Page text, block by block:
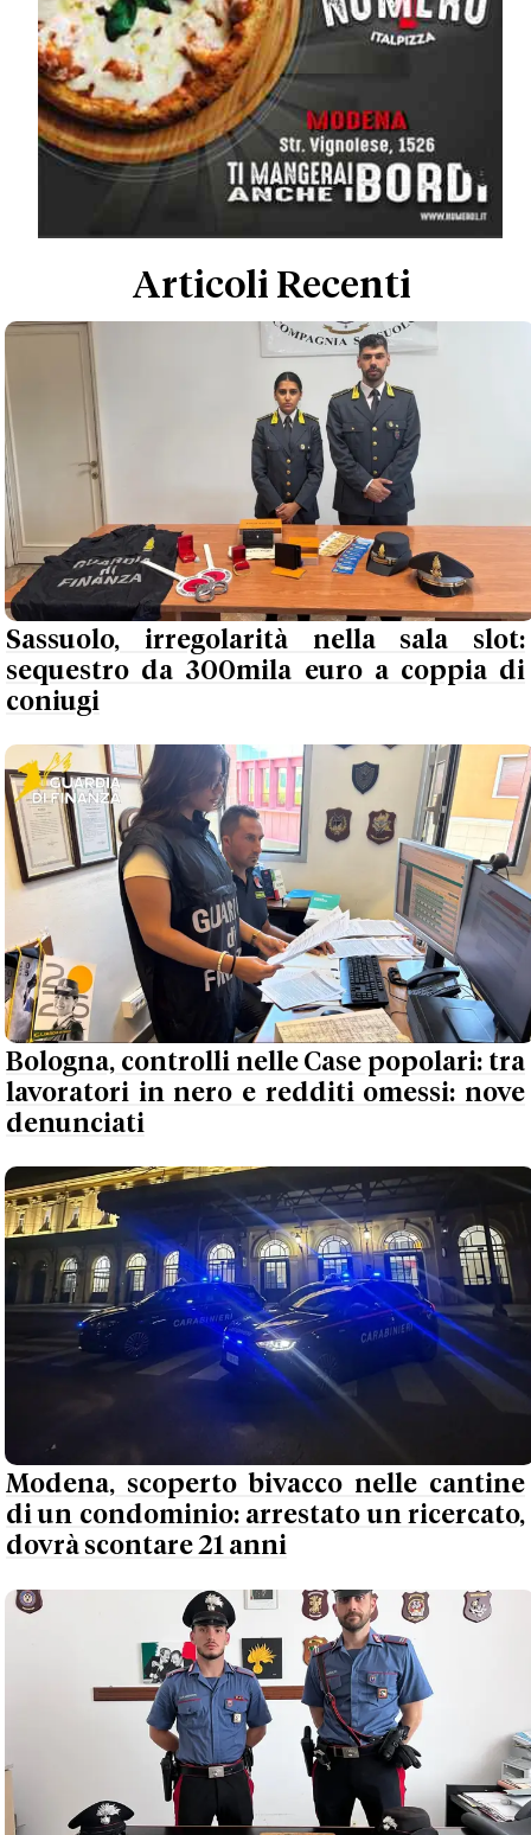
Articoli Recenti
Sassuolo, irregolarità nella sala slot:
sequestro da 300mila euro a coppia di
coniugi
Bologna, controlli nelle Case popolari: tra
lavoratori in nero e redditi omessi: nove
denunciati
Modena, scoperto bivacco nelle cantine
di un condominio: arrestato un ricercato,
dovrà scontare 21 anni